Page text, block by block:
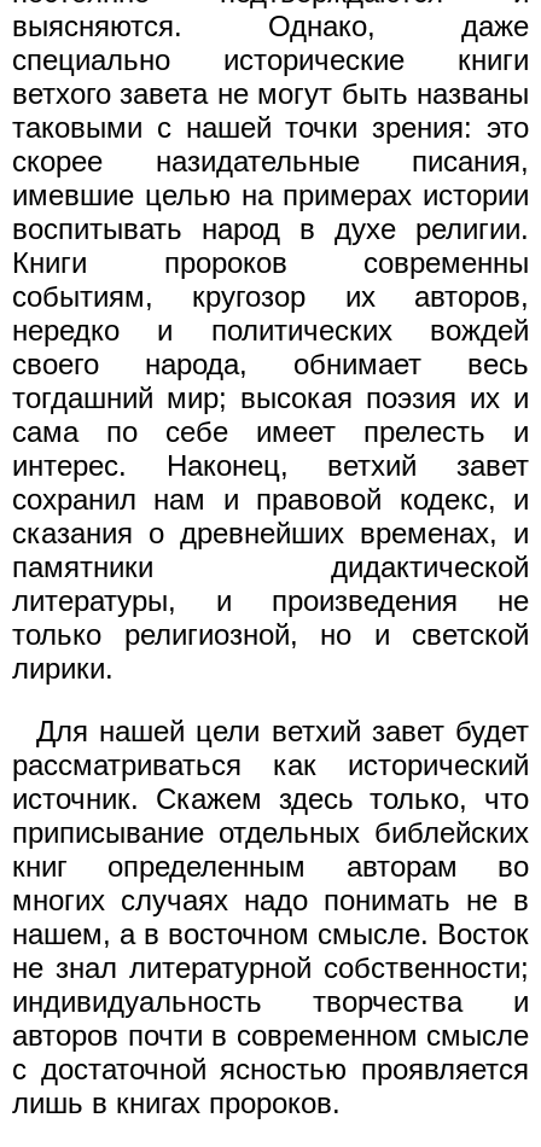
выясняются. Однако, даже
специально исторические книги
ветхого завета не могут быть названы
таковыми с нашей точки зрения: это
скорее назидательные писания,
имевшие целью на примерах истории
воспитывать народ в духе религии.
Книги пророков современны
событиям, кругозор их авторов,
нередко и политических вождей
своего народа, обнимает весь
тогдашний мир; высокая поэзия их и
сама по себе имеет прелесть и
интерес. Наконец, ветхий завет
сохранил нам и правовой кодекс, и
сказания о древнейших временах, и
памятники дидактической
литературы, и произведения не
только религиозной, но и светской
лирики.
Для нашей цели ветхий завет будет
рассматриваться как исторический
источник. Скажем здесь только, что
приписывание отдельных библейских
книг определенным авторам во
многих случаях надо понимать не в
нашем, а в восточном смысле. Восток
не знал литературной собственности;
индивидуальность творчества и
авторов почти в современном смысле
с достаточной ясностью проявляется
лишь в книгах пророков.